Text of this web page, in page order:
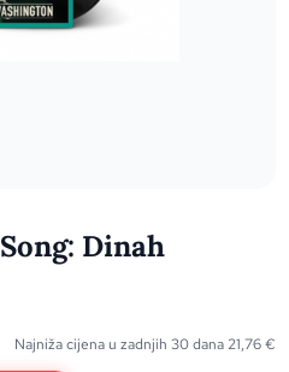
Dinah
Najniža cijena u zadnjih 30 dana 21,76€